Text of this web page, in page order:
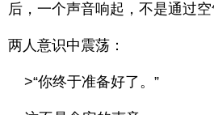
后，一个声音响起，不是通过
两人意识中震荡：
>“你终于准备好了。”